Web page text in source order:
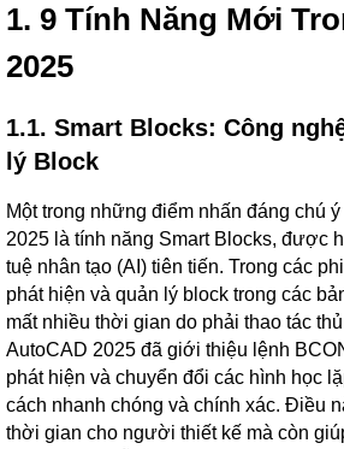
1. 9 Tính Năng Mới
2025
1.1. Smart Blocks: Công
lý Block
Một trong những điểm nhấn đáng chú
2025 là tính năng Smart Blocks, được
tuệ nhân tạo (AI) tiên tiến. Trong các
phát hiện và quản lý block trong các
mất nhiều thời gian do phải thao tác
AutoCAD 2025 đã giới thiệu lệnh
phát hiện và chuyển đổi các hình học
cách nhanh chóng và chính xác. Điều
thời gian cho người thiết kế mà còn